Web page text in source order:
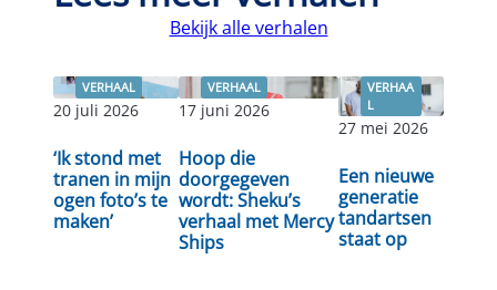
Bekijk alle verhalen
VERHAAL
20 juli 2026
‘Ik stond met
tranen in mijn
ogen foto’s te
maken’
Lees verder
VERHAAL
17 juni 2026
Hoop die
doorgegeven
wordt: Sheku’s
verhaal met Mercy
Ships
Lees verder
VERHAA
L
27 mei 2026
Een nieuwe
generatie
tandartsen
staat op
verder